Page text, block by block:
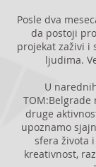
Posle dva
da postoji
projekat zaživi i
ljudima.
U
TOM:Belgrade
druge
upoznamo
sfera života
kreativnost,